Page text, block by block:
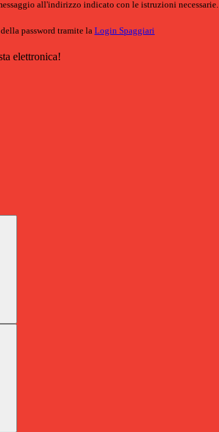
all'indirizzo indicato con le istruzioni necessarie.
password tramite la Login Spaggiari
elettronica!